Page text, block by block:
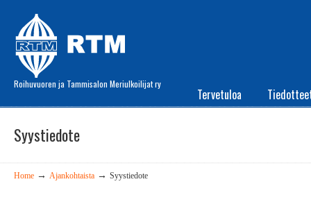
Roihuvuoren ja Tammisalon Meriulkoilijat ry
Tervetuloa
Syystiedote
Home → Ajankohtaista → Syystiedote